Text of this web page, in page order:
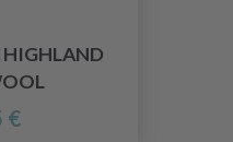
HIGHLAND
€